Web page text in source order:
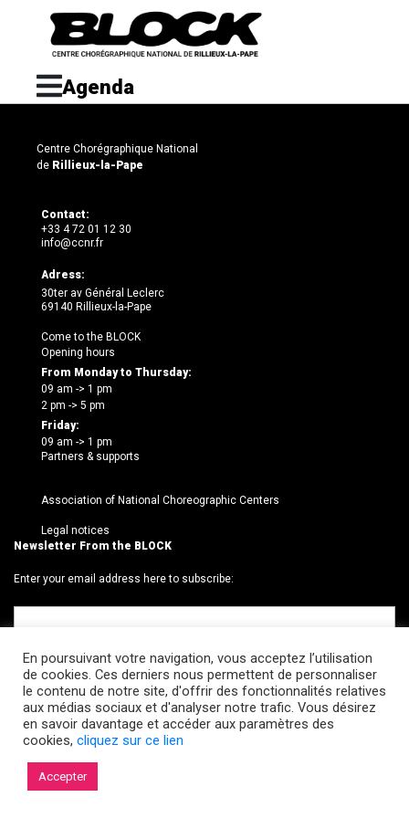
Agenda
Centre Chorégraphique National
de Rillieux-la-Pape
Contact:
+33 4 72 01 12 30
info@ccnr.fr
Adress:
30ter av Général Leclerc
69140 Rillieux-la-Pape
Come to the BLOCK
Opening hours
From Monday to Thursday:
09 am -> 1 pm
2 pm -> 5 pm
Friday:
09 am -> 1 pm
Partners & supports
Association of National Choreographic Centers
Legal notices
Newsletter From the BLOCK
Enter your email address here to subscribe:
© 2026 Le BLOCK · CCNR. Tous droits réservés.
En poursuivant votre navigation, vous acceptez l’utilisation
de cookies. Ces derniers nous permettent de personnaliser
le contenu de notre site, d'offrir des fonctionnalités relatives
aux médias sociaux et d'analyser notre trafic. Vous désirez
en savoir davantage et accéder aux paramètres des
cookies, cliquez sur ce lien
Accepter